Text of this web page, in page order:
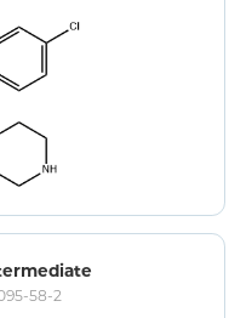
58-2